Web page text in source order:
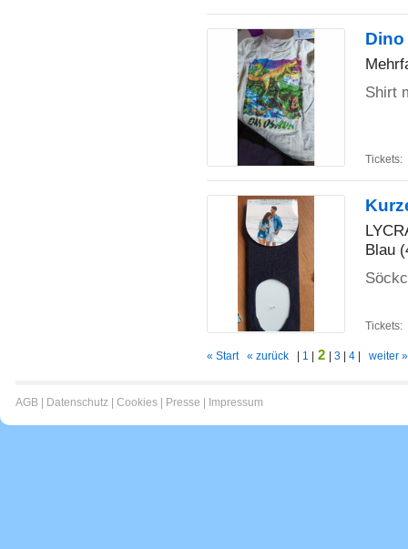
Shirt
Tickets:
Blau
Tickets:
« Start « zurück 1 2 3 4 weiter »
AGB Datenschutz Cookies Presse Impressum